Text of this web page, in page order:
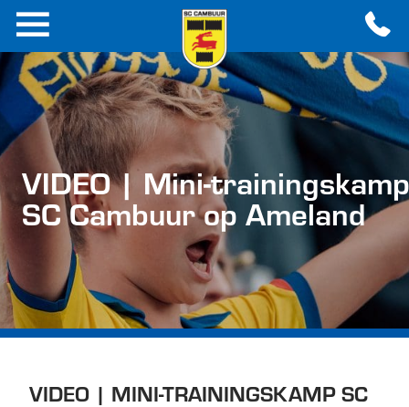
VIDEO | Mini-trainingskamp
SC Cambuur op Ameland
VIDEO | MINI-TRAININGSKAMP SC